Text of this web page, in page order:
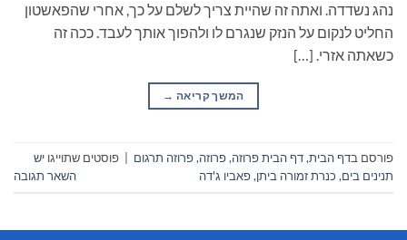
נהג נשדדה. ואתה זה שהיית צריך לשלם על כך, אחרי שהפאשטון
החליט לנקום על הנזק שנגרם לו ולהפוך אותך לעבד. ככה זה
כשאתה אזרי. […]
המשך קריאה →
פורסם בדף הבית,דף הבית פרוזה,פרוזה,פרוזה תרגום פוסטים שתוייגו יש
תנינים בים, כנרת זמורה ביתן,פאביו ג'דה השאר תגובה